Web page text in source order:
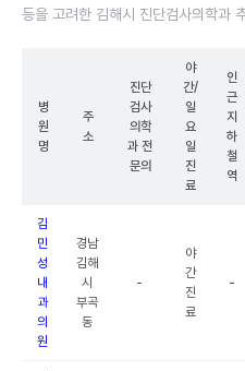
등을 고려한 김해시 진단검사의학과
병
원
명
주
소
진단
검사
의학
과 전
문의
야
간/
일
요
일
진
료
인
근
지
하
철
역
김
민
성
내
과
의
원
경남
김해
시
부곡
동
-
야
간
진
료
-